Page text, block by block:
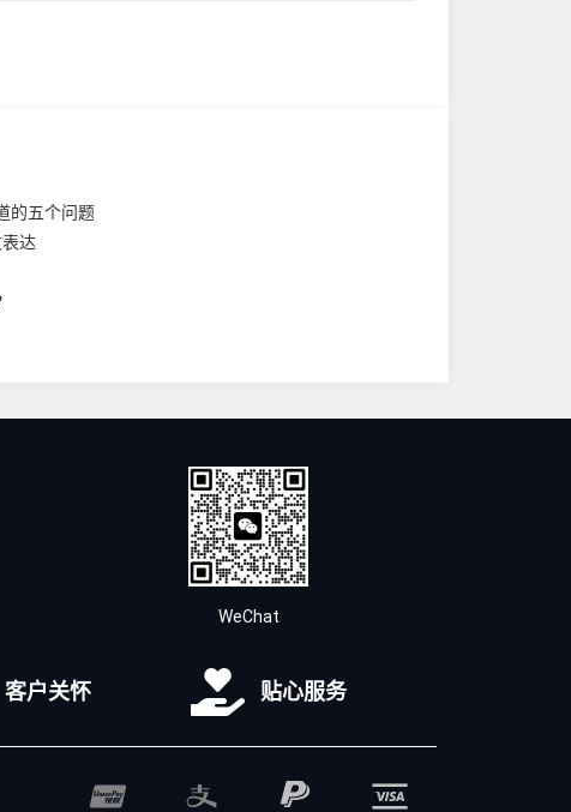
的五个问题
达
WeChat
客户关怀 贴心服务